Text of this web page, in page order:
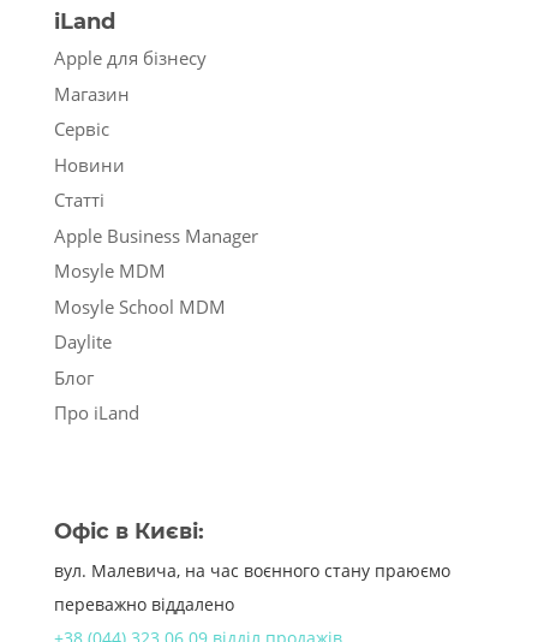
iLand
Apple для бізнесу
Магазин
Сервіс
Новини
Статті
Apple Business Manager
Mosyle MDM
Mosyle School MDM
Daylite
Блог
Про iLand
Офіс в Києві:
вул. Малевича, на час воєнного стану праюємо
переважно віддалено